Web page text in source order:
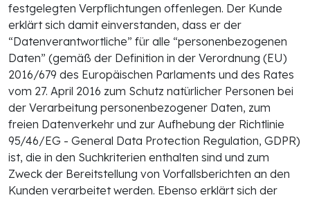
festgelegten Verpflichtungen offenlegen. Der Kunde
erklärt sich damit einverstanden, dass er der
“Datenverantwortliche” für alle “personenbezogenen
Daten” (gemäß der Definition in der Verordnung (EU)
2016/679 des Europäischen Parlaments und des Rates
vom 27. April 2016 zum Schutz natürlicher Personen bei
der Verarbeitung personenbezogener Daten, zum
freien Datenverkehr und zur Aufhebung der Richtlinie
95/46/EG - General Data Protection Regulation, GDPR)
ist, die in den Suchkriterien enthalten sind und zum
Zweck der Bereitstellung von Vorfallsberichten an den
Kunden verarbeitet werden. Ebenso erklärt sich der